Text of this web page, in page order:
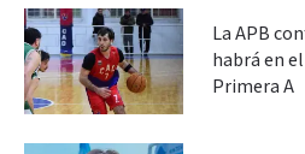
La APB
habrá en
Primera A